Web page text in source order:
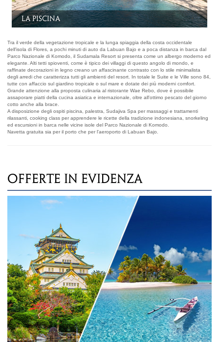
Kelimutu Deluxe Suite
Tra il verde della vegetazione tropicale e la lunga spiaggia della costa occidentale
dell'isola di Flores, a pochi minuti di auto da Labuan Bajo e a poca distanza in barca dal
Parco Nazionale di Komodo, il Sudamala Resort si presenta come un albergo moderno ed
elegante. Alti tetti spioventi, come è tipico dei villaggi di questo angolo di mondo, e
raffinate decorazioni in legno creano un affascinante contrasto con lo stile minimalista
degli arredi che caratterizza tutti gli ambienti del resort. In totale le Suite e le Ville sono 84,
tutte con affaccio sul giardino tropicale o sul mare e dotate dei più moderni comfort.
Grande attenzione alla proposta culinaria al ristorante Wae Rebo, dove è possibile
assaporare piatti della cucina asiatica e internazionale, oltre all'ottimo pescato del giorno
cotto anche alla brace.
A disposizione degli ospiti piscina, palestra, Sudajiva Spa per massaggi e trattamenti
rilassanti, cooking class per apprendere le ricette della tradizione indonesiana, snorkeling
ed escursioni in barca nelle vicine isole del Parco Nazionale di Komodo.
Navetta gratuita sia per il porto che per l'aeroporto di Labuan Bajo.
OFFERTE IN EVIDENZA